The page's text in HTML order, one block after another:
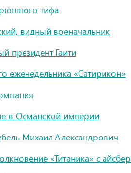
тифа
видный военачальник
президент Гаити
«Сатирикон»
в Османской империи
Михаил Александрович
«Титаника» с